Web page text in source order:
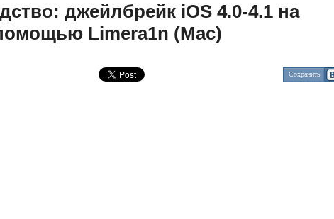
джейлбрейк iOS 4.0-4.1 на
Limera1n (Mac)
Сохранить